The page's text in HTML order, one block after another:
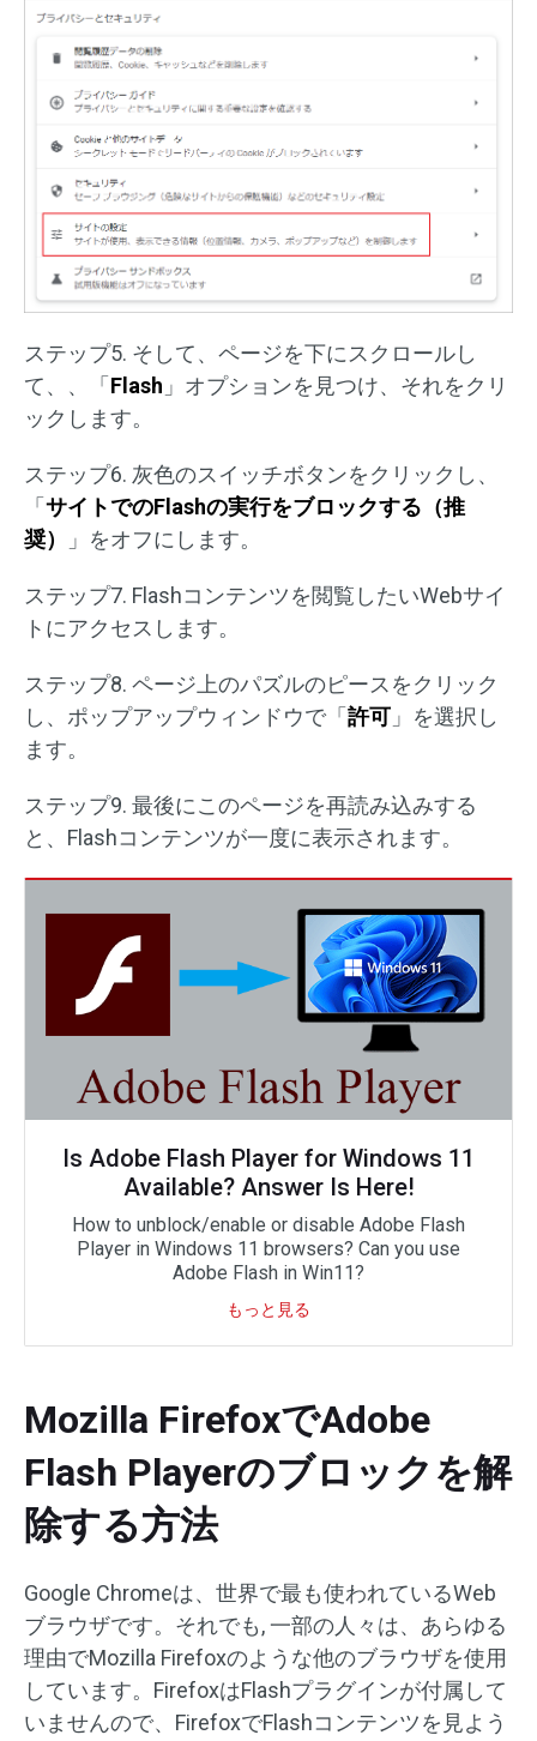
ステップ5. そして、ページを下にスクロールし
て、、「 Flash 」オプションを見つけ、それをクリ
ックします。
ステップ6. 灰色のスイッチボタンをクリックし、
「 サイトでのFlashの実行をブロックする（推
奨）
」をオフにします。
ステップ7. Flashコンテンツを閲覧したいWebサイ
トにアクセスします。
ステップ8. ページ上のパズルのピースをクリック
し、ポップアップウィンドウで「 許可 」を選択し
ます。
ステップ9. 最後にこのページを再読み込みする
と、Flashコンテンツが一度に表示されます。
Is Adobe Flash Player for Windows 11
Available? Answer Is Here!
How to unblock/enable or disable Adobe Flash
Player in Windows 11 browsers? Can you use
Adobe Flash in Win11?
もっと見る
Mozilla FirefoxでAdobe
Flash Playerのブロックを解
除する方法
Google Chromeは、世界で最も使われているWeb
ブラウザです。それでも, 一部の人々は、あらゆる
理由でMozilla Firefoxのような他のブラウザを使用
しています。FirefoxはFlashプラグインが付属して
いませんので、FirefoxでFlashコンテンツを見よう